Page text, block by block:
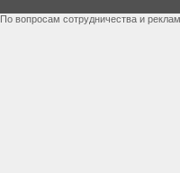
По вопросам сотрудничества и